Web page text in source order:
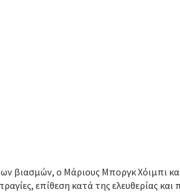
βιασμών, ο Μάριους Μποργκ Χόιμπι
επίθεση κατά της ελευθερίας